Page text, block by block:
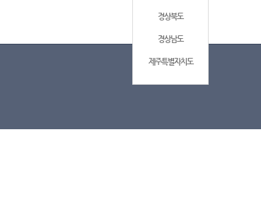
경상북도
경상남도
제주특별자치도